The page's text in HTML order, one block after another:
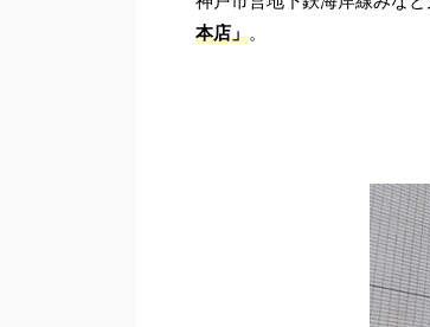
本店」。